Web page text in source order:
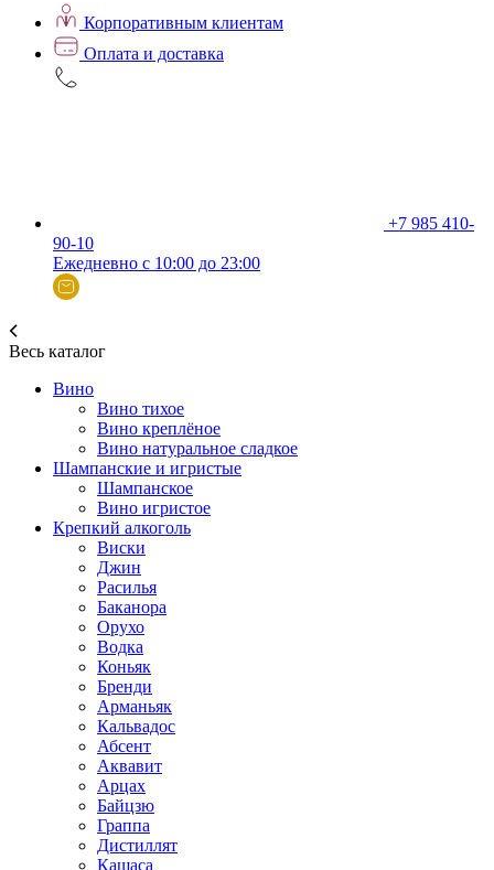
Корпоративным клиентам
Оплата и доставка
+7 985 410-
90-10
Ежедневно с 10:00 до 23:00
Весь каталог
Вино
Вино тихое
Вино креплёное
Вино натуральное сладкое
Шампанские и игристые
Шампанское
Вино игристое
Крепкий алкоголь
Виски
Джин
Расилья
Баканора
Орухо
Водка
Коньяк
Бренди
Арманьяк
Кальвадос
Абсент
Аквавит
Арцах
Байцзю
Граппа
Дистиллят
Кашаса